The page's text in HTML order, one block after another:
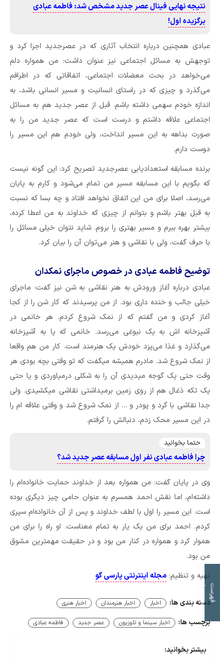
نتیجه نهایی فینال عصر جدید مشخص شد: فاطمه عبادی
برگزیده اول!
عبادی همچنین درباره انتخاب آثاری که در عصرجدید اجرا کرد و
توجهش به مسائل اجتماعی نیز عنوان داشت: من همواره دلم
می‌خواهد در بحث معضلات اجتماعی، اتفاقاتی که در اطرافم
می‌گذرد و چیزی که در راستای انسانیت و مسیر انسانی باشد، به
اندازه خودم سهمی داشته باشم. قبل از عصر جدید هم به مسائل
اجتماعی علاقه داشتم و درست است که عصر جدید من را به
صورت بداهه به این مسیر انداخت، ولی خودم هم این مسیر را
دوست دارم.
برنده مسابقه استعدادیابی عصرجدید تصریح کرد: این گونه نیست
که بگویم با این مسابقه مسیر من تمام می‌شود و کارم به پایان
می‌رسد، اصلا برای من این اتفاق نخواهد افتاد و چه بسا که نسبت
به قبل بهتر باشم و بتوانم از چیزی که خداوند به من اعطا کرده،
بیشتر بهره ببرم و مسیر بهتری را بروم. شاید نتوان خیلی مسائل را
با حرف گفت، ولی با نقاشی و هنر می‌توان آن را بیان کرد.
توضیح فاطمه عبادی در خصوص ماجرای نمکدان
عبادی درباره آغاز ورودش به هنر نقاشی به شن نیز گفت: ماجرای
خیلی جالب و خنده داری بود. از من پرسیدند که کار شن را از کجا
آغاز کردی و من گفتم که از نمک شروع کردم. هر خانمی در
آشپزخانه اش به یک نبوغی می‌رسد. خانمی که پا به آشپزخانه
می‌گذارد و غذا می‌پزد خودش یک هنرمند است. کار من هم واقعا
از نمک شروع شد. مادرم همیشه میگفت که تو وقتی بچه بودی هر
وقت حتی یک گوجه میدیدی آن را به شکلی درمیاوردی و یا حتی
یک تکه ذغال هم از روی زمین برمیداشتی نقاشی میکشیدی. ولی
جدا نقاشی با گرد و پودر و … از نمک شروع شد و وقتی علاقه ام را
در این مسیر محک زدم، دنبالش را گرفتم.
حتما بخوانید
چرا فاطمه عبادی نفر اول مسابقه عصر جدید شد؟
وی در پایان گفت: من همواره بعد از خداوند حمایت خانواده‌ام را
داشته‌ام، اما نقش احمد همسرم به عنوان حامی چیز دیگری بوده
است. این مسیر را اول با لطف خداوند و پس از آن خانواده‌ام سپری
کردم. احمد برای من یک یار به تمام معناست. او راه را برای من
هموار کرد و همواره در کنار من بود و در حقیقت مهمترین مشوق
من بود.
تهیه و تنظیم: مجله اینترنتی پارسی گو
ف
ه
ر
س
ت
م
و
ض
و
ع
ات
دسته بندی ها: اخبار اخبار هنرمندان اخبار هنری
برچسب ها: اخبار سینما و تلوزیون عصر جدید فاطمه عبادی
بیشتر بخوانید: